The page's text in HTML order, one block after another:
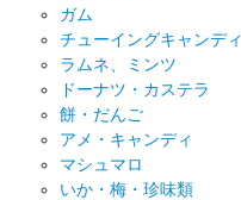
ガム
チューイングキャンディ
ラムネ、ミンツ
ドーナツ・カステラ
餅・だんご
アメ・キャンディ
マシュマロ
いか・梅・珍味類